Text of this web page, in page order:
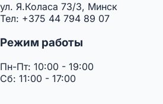
ул. Я.Коласа 73/3, Минск
Тел: +375 44 794 89 07
Режим работы
Пн-Пт: 10:00 - 19:00
Сб: 11:00 - 17:00